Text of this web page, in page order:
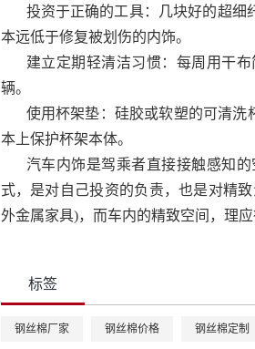
投资于正确的工具：几块好的超细
本远低于修复被划伤的内饰。
建立定期轻清洁习惯：每周用干
辆。
使用杯架垫：硅胶或软塑的可清洗
本上保护杯架本体。
汽车内饰是驾乘者直接接触感知
式，是对自己投资的负责，也是对精
外金属家具)，而车内的精致空间，理
标签
钢丝棉厂家 钢丝棉价格 钢丝棉定制